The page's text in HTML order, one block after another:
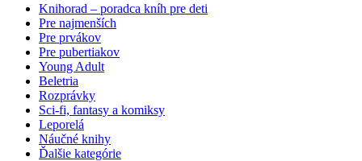
Knihorad – poradca kníh pre deti
Pre najmenších
Pre prvákov
Pre pubertiakov
Young Adult
Beletria
Rozprávky
Sci-fi, fantasy a komiksy
Leporelá
Náučné knihy
Ďalšie kategórie